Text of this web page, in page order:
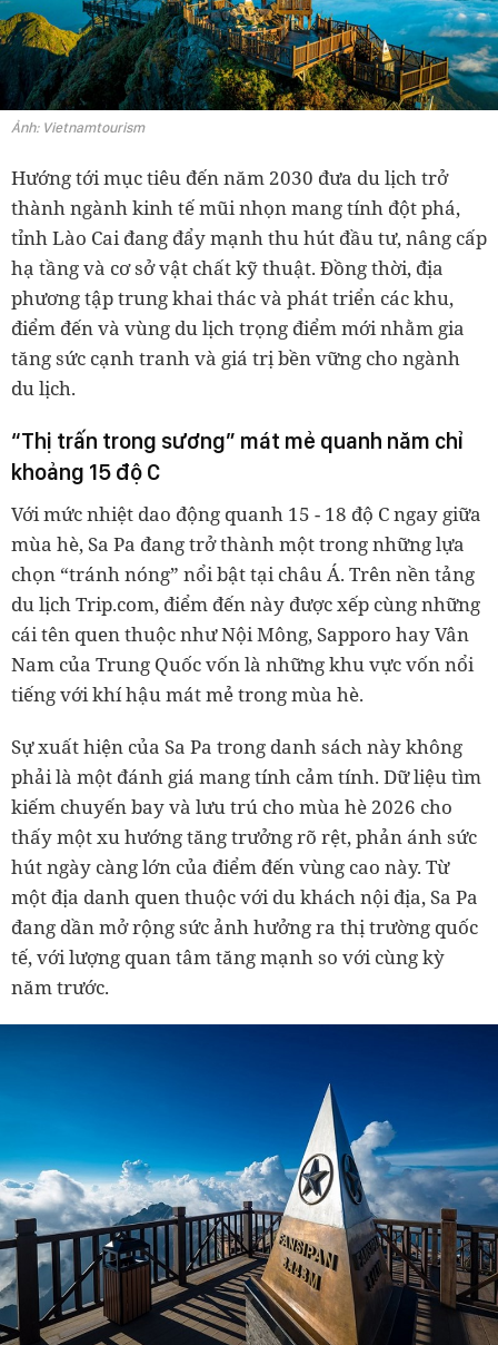
Ảnh: Vietnamtourism
Hướng tới mục tiêu đến năm 2030 đưa du lịch trở
thành ngành kinh tế mũi nhọn mang tính đột phá,
tỉnh Lào Cai đang đẩy mạnh thu hút đầu tư, nâng cấp
hạ tầng và cơ sở vật chất kỹ thuật. Đồng thời, địa
phương tập trung khai thác và phát triển các khu,
điểm đến và vùng du lịch trọng điểm mới nhằm gia
tăng sức cạnh tranh và giá trị bền vững cho ngành
du lịch.
“Thị trấn trong sương” mát mẻ quanh năm chỉ
khoảng 15 độ C
Với mức nhiệt dao động quanh 15 - 18 độ C ngay giữa
mùa hè, Sa Pa đang trở thành một trong những lựa
chọn “tránh nóng” nổi bật tại châu Á. Trên nền tảng
du lịch Trip.com, điểm đến này được xếp cùng những
cái tên quen thuộc như Nội Mông, Sapporo hay Vân
Nam của Trung Quốc vốn là những khu vực vốn nổi
tiếng với khí hậu mát mẻ trong mùa hè.
Sự xuất hiện của Sa Pa trong danh sách này không
phải là một đánh giá mang tính cảm tính. Dữ liệu tìm
kiếm chuyến bay và lưu trú cho mùa hè 2026 cho
thấy một xu hướng tăng trưởng rõ rệt, phản ánh sức
hút ngày càng lớn của điểm đến vùng cao này. Từ
một địa danh quen thuộc với du khách nội địa, Sa Pa
đang dần mở rộng sức ảnh hưởng ra thị trường quốc
tế, với lượng quan tâm tăng mạnh so với cùng kỳ
năm trước.